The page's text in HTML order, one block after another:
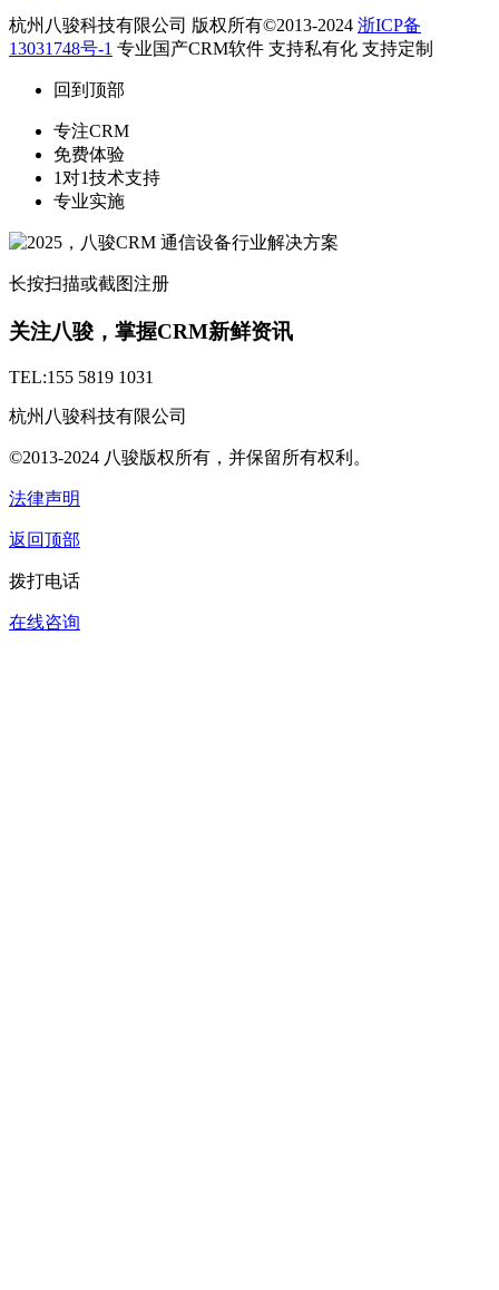
杭州八骏科技有限公司 版权所有©2013-2024 浙ICP备
13031748号-1 专业国产CRM软件 支持私有化 支持定制
回到顶部
专注CRM
免费体验
1对1技术支持
专业实施
长按扫描或截图注册
关注八骏，掌握CRM新鲜资讯
TEL:155 5819 1031
杭州八骏科技有限公司
©2013-2024 八骏版权所有，并保留所有权利。
法律声明
返回顶部
拨打电话
在线咨询